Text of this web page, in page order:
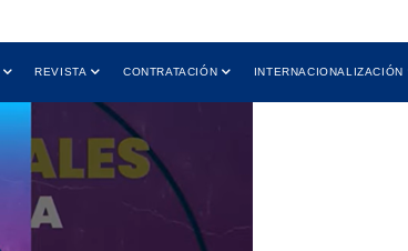
REVISTA CONTRATACIÓN INTERNACIONALIZACIÓN